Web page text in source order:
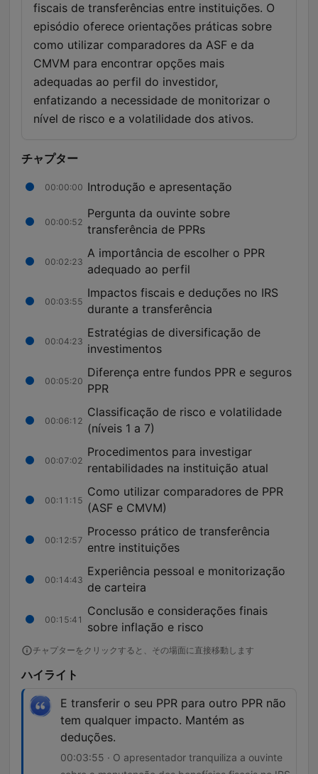
fiscais de transferências entre instituições. O
episódio oferece orientações práticas sobre
como utilizar comparadores da ASF e da
CMVM para encontrar opções mais
adequadas ao perfil do investidor,
enfatizando a necessidade de monitorizar o
nível de risco e a volatilidade dos ativos.
チャプター
00:00:00 Introdução e apresentação
00:00:52
Pergunta da ouvinte sobre
transferência de PPRs
00:02:23
A importância de escolher o PPR
adequado ao perfil
00:03:55
Impactos fiscais e deduções no IRS
durante a transferência
00:04:23
Estratégias de diversificação de
investimentos
00:05:20
Diferença entre fundos PPR e seguros
PPR
00:06:12
Classificação de risco e volatilidade
(níveis 1 a 7)
00:07:02
Procedimentos para investigar
rentabilidades na instituição atual
00:11:15
Como utilizar comparadores de PPR
(ASF e CMVM)
00:12:57
Processo prático de transferência
entre instituições
00:14:43
Experiência pessoal e monitorização
de carteira
00:15:41
Conclusão e considerações finais
sobre inflação e risco
チャプターをクリックすると、その場面に直接移動します
ハイライト
E transferir o seu PPR para outro PPR não
tem qualquer impacto. Mantém as
deduções.
00:03:55 · O apresentador tranquiliza a ouvinte